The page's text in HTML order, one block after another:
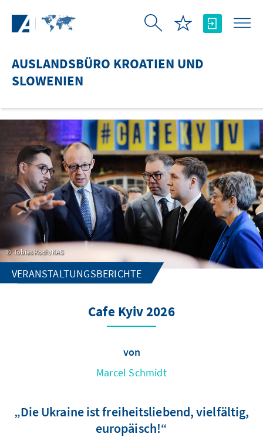
AUSLANDSBÜRO KROATIEN UND
SLOWENIEN
Tobias Koch/KAS
VERANSTALTUNGSBERICHTE
Cafe Kyiv 2026
von
Marcel Schmidt
„Die Ukraine ist freiheitsliebend, vielfältig,
europäisch!“